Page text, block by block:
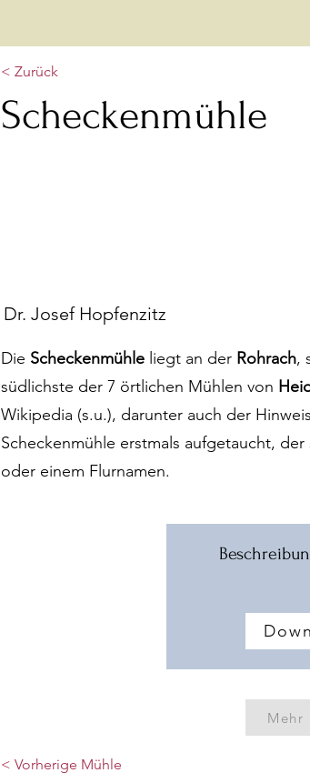
Scheckenmühle
< Zurück
Dr. Josef Hopfenzitz
Die Scheckenmühle liegt an der Rohrach,
südlichste der 7 örtlichen Mühlen von
Wikipedia (s.u.), darunter auch der
Scheckenmühle erstmals aufgetaucht,
oder einem Flurnamen.
Mehr
< Vorherige Mühle